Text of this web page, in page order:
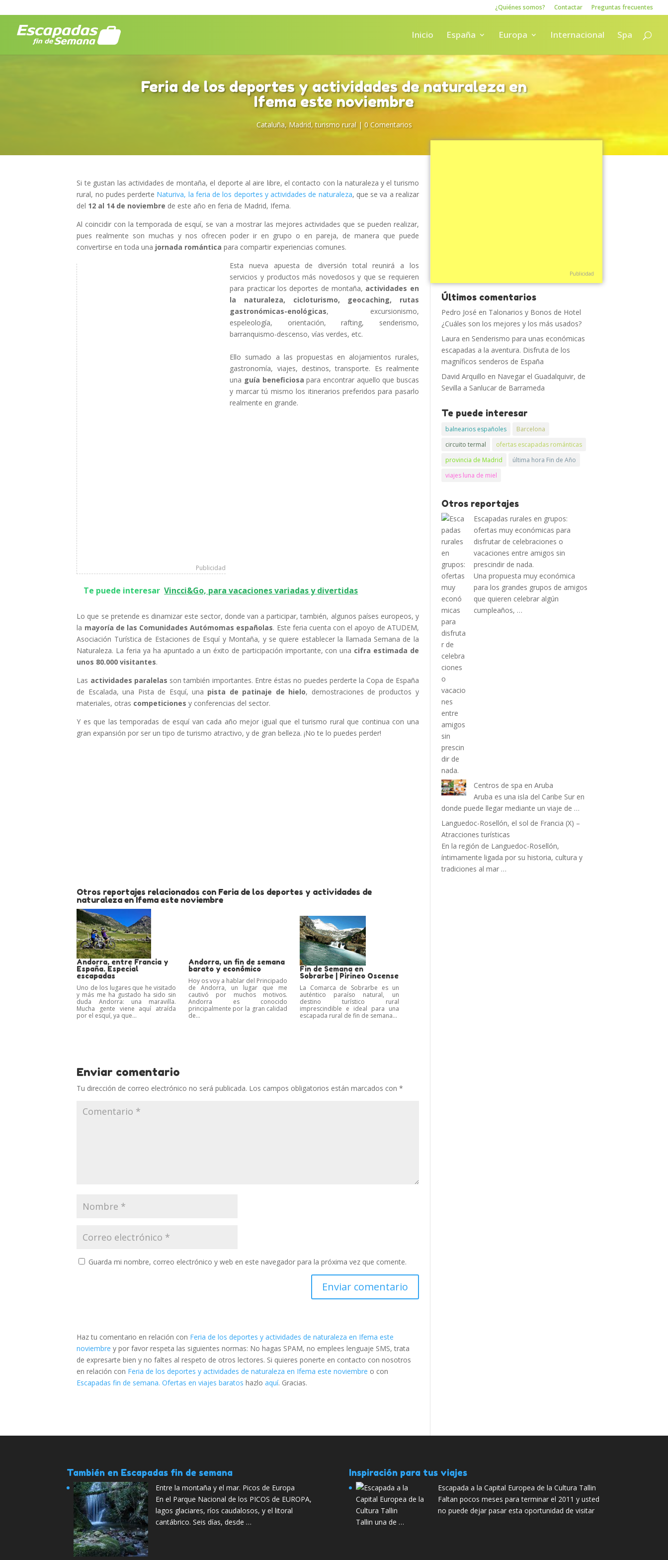
¿Quiénes somos? Contactar Preguntas frecuentes
Inicio España Europa Internacional Spa
Feria de los deportes y actividades de naturaleza en
Ifema este noviembre
Cataluña, Madrid,turismo rural| 0 Comentarios
Si te gustan las actividades de montaña, el deporte al aire libre, el contacto con la naturaleza y el turismo
rural, no pudes perderte Naturiva, la feria de los deportes y actividades de naturaleza, que se va a realizar
del 12 al 14 de noviembre de este año en feria de Madrid, Ifema.
Al coincidir con la temporada de esquí, se van a mostrar las mejores actividades que se pueden realizar,
pues realmente son muchas y nos ofrecen poder ir en grupo o en pareja, de manera que puede
convertirse en toda una jornada romántica para compartir experiencias comunes.
Publicidad
Esta nueva apuesta de diversión total reunirá a los
servicios y productos más novedosos y que se requieren
para practicar los deportes de montaña, actividades en
la naturaleza, cicloturismo, geocaching, rutas
gastronómicas-enológicas, excursionismo,
espeleología, orientación, rafting, senderismo,
barranquismo-descenso, vías verdes, etc.
Ello sumado a las propuestas en alojamientos rurales,
gastronomía, viajes, destinos, transporte. Es realmente
una guía beneficiosa para encontrar aquello que buscas
y marcar tú mismo los itinerarios preferidos para pasarlo
realmente en grande.
Te puede interesar Vincci&Go, para vacaciones variadas y divertidas
Lo que se pretende es dinamizar este sector, donde van a participar, también, algunos países europeos, y
la mayoría de las Comunidades Autómomas españolas. Este feria cuenta con el apoyo de ATUDEM,
Asociación Turística de Estaciones de Esquí y Montaña, y se quiere establecer la llamada Semana de la
Naturaleza. La feria ya ha apuntado a un éxito de participación importante, con una cifra estimada de
unos 80.000 visitantes.
Las actividades paralelas son también importantes. Entre éstas no puedes perderte la Copa de España
de Escalada, una Pista de Esquí, una pista de patinaje de hielo, demostraciones de productos y
materiales, otras competiciones y conferencias del sector.
Y es que las temporadas de esquí van cada año mejor igual que el turismo rural que continua con una
gran expansión por ser un tipo de turismo atractivo, y de gran belleza. ¡No te lo puedes perder!
Otros reportajes relacionados con Feria de los deportes y actividades de
naturaleza en Ifema este noviembre
Andorra, entre Francia y
España. Especial
escapadas
Uno de los lugares que he visitado
y más me ha gustado ha sido sin
duda Andorra: una maravilla.
Mucha gente viene aquí atraída
por el esquí, ya que...
Andorra, un fin de semana
barato y económico
Hoy os voy a hablar del Principado
de Andorra, un lugar que me
cautivó por muchos motivos.
Andorra es conocido
principalmente por la gran calidad
de...
Fin de Semana en
Sobrarbe | Pirineo Oscense
La Comarca de Sobrarbe es un
auténtico paraíso natural, un
destino turístico rural
imprescindible e ideal para una
escapada rural de fin de semana...
Enviar comentario
Tu dirección de correo electrónico no será publicada. Los campos obligatorios están marcados con*
Guarda mi nombre, correo electrónico y web en este navegador para la próxima vez que comente.
Haz tu comentario en relación con Feria de los deportes y actividades de naturaleza en Ifema este
noviembre y por favor respeta las siguientes normas: No hagas SPAM, no emplees lenguaje SMS, trata
de expresarte bien y no faltes al respeto de otros lectores. Si quieres ponerte en contacto con nosotros
en relación con Feria de los deportes y actividades de naturaleza en Ifema este noviembre o con
Escapadas fin de semana. Ofertas en viajes baratos hazloaquí. Gracias.
Publicidad
Últimos comentarios
Pedro José en Talonarios y Bonos de Hotel
¿Cuáles son los mejores y los más usados?
Laura en Senderismo para unas económicas
escapadas a la aventura. Disfruta de los
magníficos senderos de España
David Arquillo en Navegar el Guadalquivir, de
Sevilla a Sanlucar de Barrameda
Te puede interesar
balnearios españoles
Barcelona
circuito termal
ofertas escapadas románticas
provincia de Madrid
última hora Fin de Año
viajes luna de miel
Otros reportajes
Escapadas rurales en grupos:
ofertas muy económicas para
disfrutar de celebraciones o
vacaciones entre amigos sin
prescindir de nada.
Una propuesta muy económica
para los grandes grupos de amigos
que quieren celebrar algún
cumpleaños, …
Centros de spa en Aruba
Aruba es una isla del Caribe Sur en
donde puede llegar mediante un viaje de …
Languedoc-Rosellón, el sol de Francia (X) –
Atracciones turísticas
En la región de Languedoc-Rosellón,
íntimamente ligada por su historia, cultura y
tradiciones al mar …
También en Escapadas fin de semana
Entre la montaña y el mar. Picos de Europa
En el Parque Nacional de los PICOS de EUROPA,
lagos glaciares, ríos caudalosos, y el litoral
cantábrico. Seis días, desde …
Inspiración para tus viajes
Escapada a la Capital Europea de la Cultura Tallin
Faltan pocos meses para terminar el 2011 y usted
no puede dejar pasar esta oportunidad de visitar
Tallin una de …